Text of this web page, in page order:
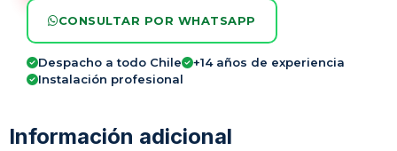
CONSULTAR POR WHATSAPP
Despacho a todo Chile
+14 años de experiencia
Instalación profesional
Información adicional